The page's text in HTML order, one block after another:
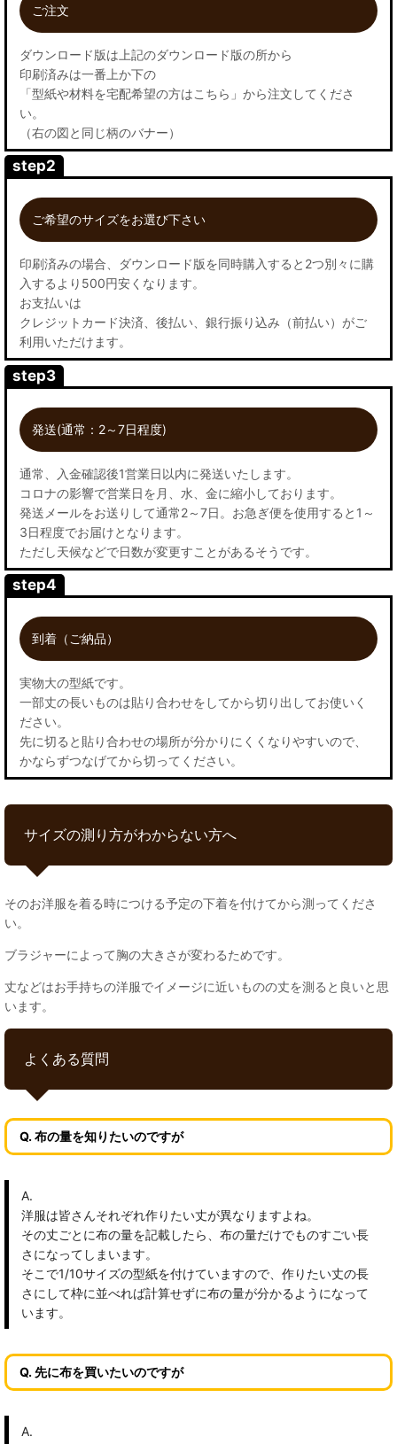
ご注文
ダウンロード版は上記のダウンロード版の所から
印刷済みは一番上か下の
「型紙や材料を宅配希望の方はこちら」から注文してくださ
い。
（右の図と同じ柄のバナー）
step2
ご希望のサイズをお選び下さい
印刷済みの場合、ダウンロード版を同時購入すると2つ別々に購
入するより500円安くなります。
お支払いは
クレジットカード決済、後払い、銀行振り込み（前払い）がご
利用いただけます。
step3
発送(通常：2～7日程度)
通常、入金確認後1営業日以内に発送いたします。
コロナの影響で営業日を月、水、金に縮小しております。
発送メールをお送りして通常2～7日。お急ぎ便を使用すると1～
3日程度でお届けとなります。
ただし天候などで日数が変更すことがあるそうです。
step4
到着（ご納品）
実物大の型紙です。
一部丈の長いものは貼り合わせをしてから切り出してお使いく
ださい。
先に切ると貼り合わせの場所が分かりにくくなりやすいので、
かならずつなげてから切ってください。
サイズの測り方がわからない方へ
そのお洋服を着る時につける予定の下着を付けてから測ってくださ
い。
ブラジャーによって胸の大きさが変わるためです。
丈などはお手持ちの洋服でイメージに近いものの丈を測ると良いと思
います。
よくある質問
Q. 布の量を知りたいのですが
A.
洋服は皆さんそれぞれ作りたい丈が異なりますよね。
その丈ごとに布の量を記載したら、布の量だけでものすごい長
さになってしまいます。
そこで1/10サイズの型紙を付けていますので、作りたい丈の長
さにして枠に並べれば計算せずに布の量が分かるようになって
います。
Q. 先に布を買いたいのですが
A.